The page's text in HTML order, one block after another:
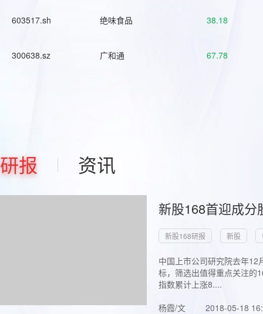
603517.sh 绝味食品 38.18
300638.sz 广和通 67.78
研报 资讯
新股168首迎成
新股168研报 新股
中国上市公司研究院去年
标，筛选出值得重点关注的
指数累计上涨8....
杨霞/文
2018-05-18